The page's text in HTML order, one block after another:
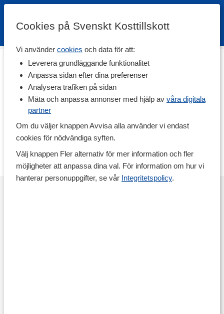
Cookies på Svenskt Kosttillskott
Vi använder cookies och data för att:
Leverera grundläggande funktionalitet
Anpassa sidan efter dina preferenser
Analysera trafiken på sidan
Mäta och anpassa annonser med hjälp av våra digitala
partner
Om du väljer knappen Avvisa alla använder vi endast
cookies för nödvändiga syften.
Välj knappen Fler alternativ för mer information och fler
möjligheter att anpassa dina val. För information om hur vi
hanterar personuppgifter, se vår Integritetspolicy.
DAA
DAA står för D-aspartic acid (D-asparaginsyra), och är populärt
framförallt bland personer som tränar med fokus på
muskelbyggnad och styrka. DAA bidrar till frisättningen av flera
Vi har för närvarande inga produkter inom denna
denna kategori - var vänlig att kontakta vårkundservice